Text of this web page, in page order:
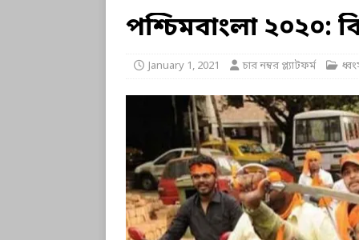
পশ্চিমবাংলা ২০২০:
January 1, 2021 চার নম্বর প্ল্যাটফর্ম